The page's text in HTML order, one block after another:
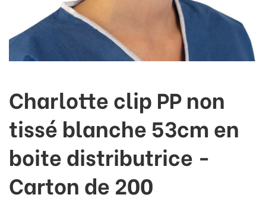
Charlotte clip PP non
tissé blanche 53cm en
boite distributrice -
Carton de 200